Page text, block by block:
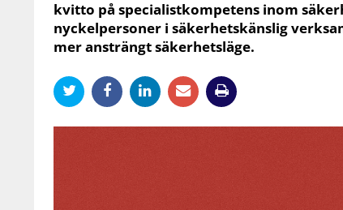
kvitto på specialistkompetens inom
nyckelpersoner i säkerhetskänslig
mer ansträngt säkerhetsläge.